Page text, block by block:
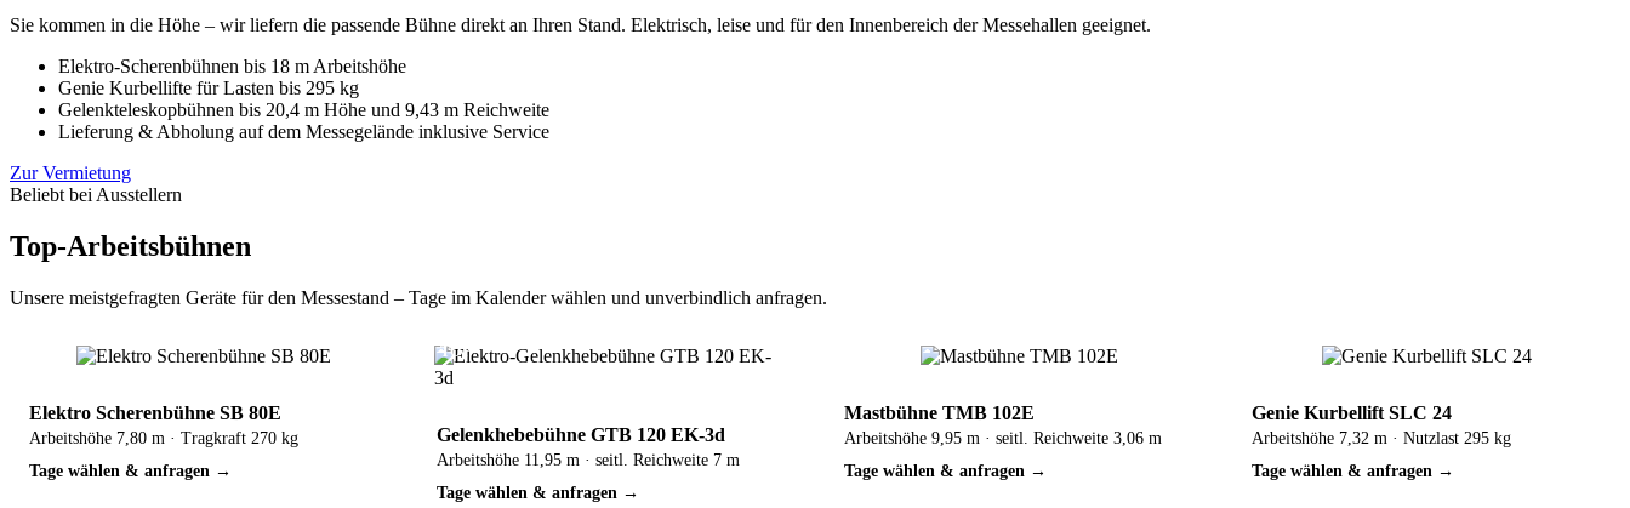
Sie kommen in die Höhe – wir liefern die passende Bühne direkt an Ihren Stand. Elektrisch, leise und für den Innenbereich der Messehallen geeignet.
Elektro-Scherenbühnen bis 18 m Arbeitshöhe
Genie Kurbellifte für Lasten bis 295 kg
Gelenkteleskopbühnen bis 20,4 m Höhe und 9,43 m Reichweite
Lieferung & Abholung auf dem Messegelände inklusive Service
Zur Vermietung
Beliebt bei Ausstellern
Top-Arbeitsbühnen
Unsere meistgefragten Geräte für den Messestand – Tage im Kalender wählen und unverbindlich anfragen.
Elektro Scherenbühne SB 80E
Arbeitshöhe 7,80 m · Tragkraft 270 kg
Tage wählen & anfragen →
TOP
Gelenkhebebühne GTB 120 EK-3d
Arbeitshöhe 11,95 m · seitl. Reichweite 7 m
Tage wählen & anfragen →
Mastbühne TMB 102E
Arbeitshöhe 9,95 m · seitl. Reichweite 3,06 m
Tage wählen & anfragen →
Genie Kurbellift SLC 24
Arbeitshöhe 7,32 m · Nutzlast 295 kg
Tage wählen & anfragen →